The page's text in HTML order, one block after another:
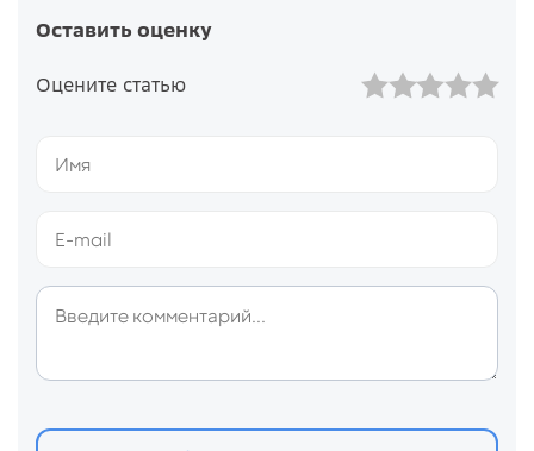
Оставить оценку
Оцените статью